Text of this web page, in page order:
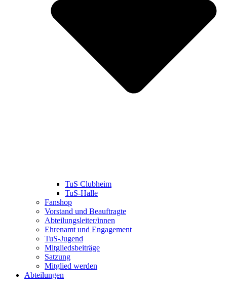
TuS Clubheim
TuS-Halle
Fanshop
Vorstand und Beauftragte
Abteilungsleiter/innen
Ehrenamt und Engagement
TuS-Jugend
Mitgliedsbeiträge
Satzung
Mitglied werden
Abteilungen